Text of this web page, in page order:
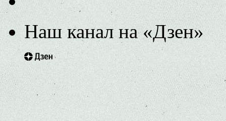
Наш канал на «Дзен»